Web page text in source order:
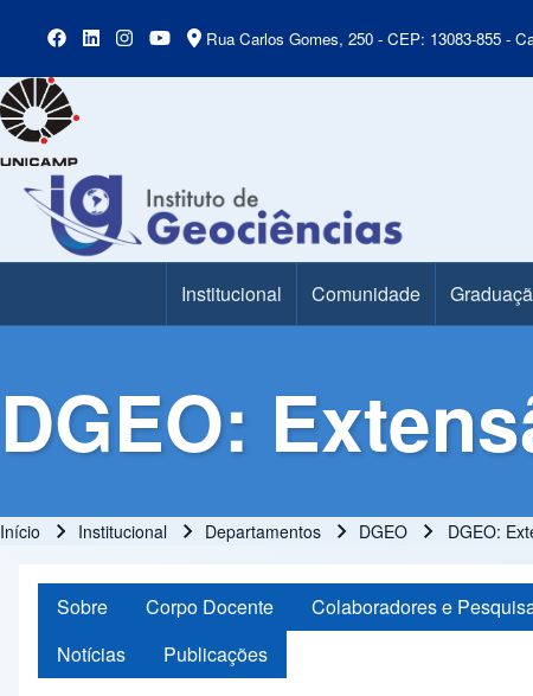
Rua Carlos Gomes, 250 - CEP: 13083-855 -
Main MenuInstitucional Comunidade
DGEO:
Trilha de navegação
Início Institucional Departamentos DGEO DGEO:
Sobre Corpo Docente Colaboradores e
Notícias
Publicações